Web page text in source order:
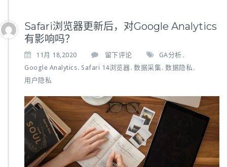
Safari浏览器更新后，对Google Analytics
有影响吗？
11月 18,2020 留下评论 GA分析 ,
Google Analytics, Safari 14浏览器, 数据采集, 数据隐私 ,
用户隐私